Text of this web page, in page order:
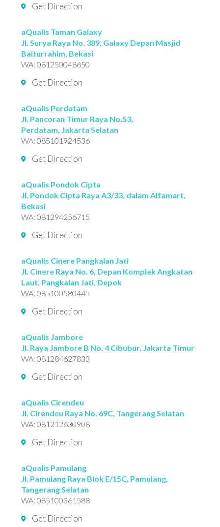
Get Direction
aQualis Taman Galaxy
Jl. Surya Raya No. 389, Galaxy Depan Masjid
Baiturrahim, Bekasi
WA:081250048650
Get Direction
aQualis Perdatam
Jl. Pancoran Timur Raya No.53,
Perdatam, Jakarta Selatan
WA:085101924536
Get Direction
aQualis Pondok Cipta
Jl. Pondok Cipta Raya A3/33, dalam Alfamart,
Bekasi
WA:081294256715
Get Direction
aQualis Cinere Pangkalan Jati
Jl. Cinere Raya No. 6, Depan Komplek Angkatan
Laut, Pangkalan Jati, Depok
WA:085100580445
Get Direction
aQualis Jambore
Jl. Raya Jambore B No. 4 Cibubur, Jakarta Timur
WA:081284627833
Get Direction
aQualis Cirendeu
Jl. Cirendeu Raya No. 69C, Tangerang Selatan
WA:081212630908
Get Direction
aQualis Pamulang
Jl. Pamulang Raya Blok E/15C, Pamulang,
Tangerang Selatan
WA:085100361588
Get Direction